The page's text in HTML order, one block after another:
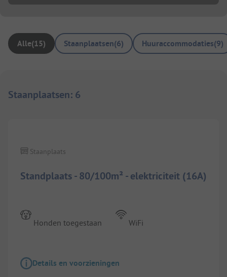
Alle(15) Staanplaatsen(6) Huuraccommodaties(9)
Staanplaatsen: 6
Standplaats - 80/100m² - elektriciteit (16A)
Staanplaats
Honden toegestaan WiFi
Details en voorzieningen